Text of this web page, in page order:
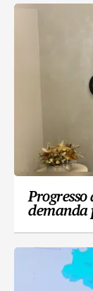
Progresso
demanda